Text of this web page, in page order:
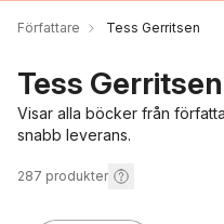
Författare Tess Gerritsen
Tess
Visar alla böcker från
snabb leverans.
287 produkter